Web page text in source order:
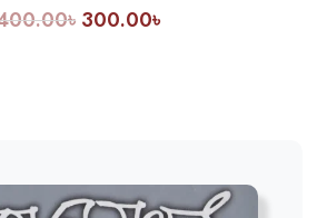
৳ Original
300.00৳Current